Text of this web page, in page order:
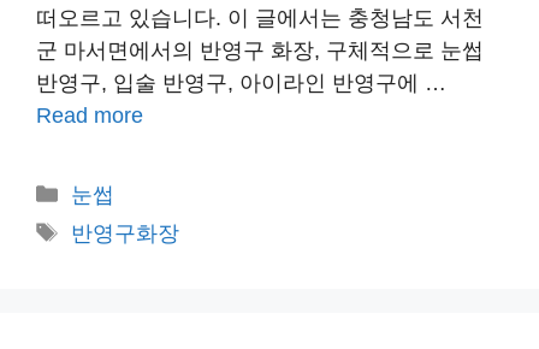
떠오르고 있습니다. 이 글에서는 충청남도 서천
군 마서면에서의 반영구 화장, 구체적으로 눈썹
반영구, 입술 반영구, 아이라인 반영구에 …
Read more
카
테
눈썹
태
반영구화장